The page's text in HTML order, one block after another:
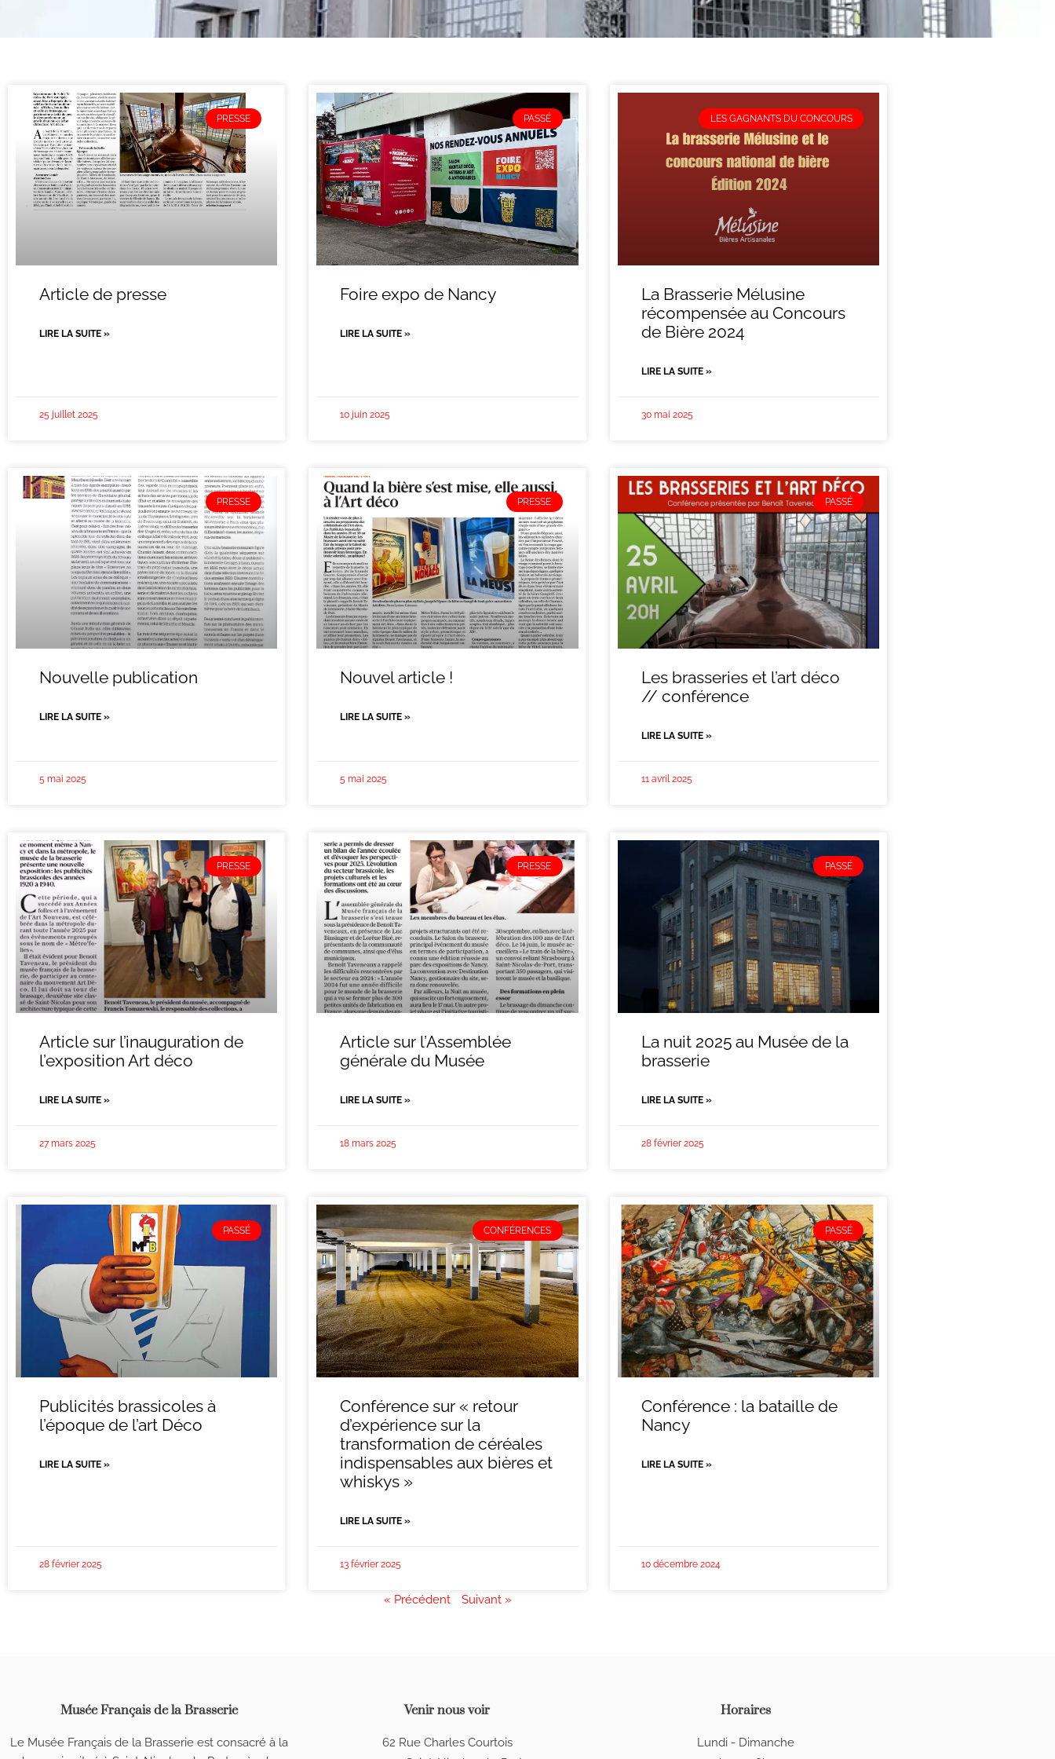
PRESSE
Article de presse
LIRE LA SUITE »
25 juillet 2025
PASSÉ
Foire expo de Nancy
LIRE LA SUITE »
10 juin 2025
LES GAGNANTS DU CONCOURS
La Brasserie Mélusine
récompensée au Concours
de Bière 2024
LIRE LA SUITE »
30 mai 2025
PRESSE
Nouvelle publication
LIRE LA SUITE »
5 mai 2025
PRESSE
Nouvel article !
LIRE LA SUITE »
5 mai 2025
PASSÉ
Les brasseries et l’art déco
// conférence
LIRE LA SUITE »
11 avril 2025
PRESSE
Article sur l’inauguration de
l’exposition Art déco
LIRE LA SUITE »
27 mars 2025
PRESSE
Article sur l’Assemblée
générale du Musée
LIRE LA SUITE »
18 mars 2025
PASSÉ
La nuit 2025 au Musée de la
brasserie
LIRE LA SUITE »
28 février 2025
PASSÉ
Publicités brassicoles à
l’époque de l’art Déco
LIRE LA SUITE »
28 février 2025
CONFÉRENCES
Conférence sur « retour
d’expérience sur la
transformation de céréales
indispensables aux bières et
whiskys »
LIRE LA SUITE »
13 février 2025
PASSÉ
Conférence : la bataille de
Nancy
LIRE LA SUITE »
10 décembre 2024
« Précédent Suivant »
Musée Français de la Brasserie
Le Musée Français de la Brasserie est consacré à la
Venir nous voir
62 Rue Charles Courtois
Horaires
Lundi - Dimanche